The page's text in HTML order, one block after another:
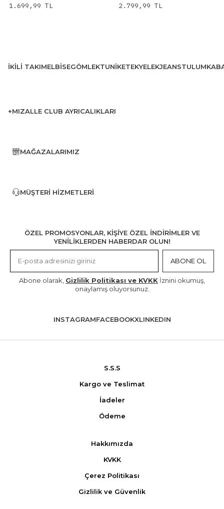
1.699,99 TL 2.799,99 TL
İKILI TAKIMELBISEGÖMLEKTUNIKETEKYELEKJEANSTULUM
+MIZALLE CLUB AYRICALIKLARI
MAĞAZALARIMIZ
MÜŞTERI HIZMETLERI
ÖZEL PROMOSYONLAR, KİŞİYE ÖZEL İNDİRİMLER VE
YENİLİKLERDEN HABERDAR OLUN!
ABONE OL
Abone olarak, Gizlilik Politikası ve KVKK İznini okumuş,
onaylamış oluyorsunuz.
INSTAGRAMFACEBOOKXLINKEDIN
S.S.S
Kargo ve Teslimat
İadeler
Ödeme
Hakkımızda
KVKK
Çerez Politikası
Gizlilik ve Güvenlik